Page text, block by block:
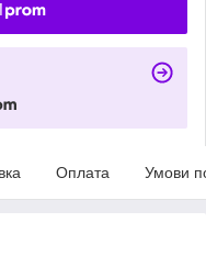
Оплата Умови